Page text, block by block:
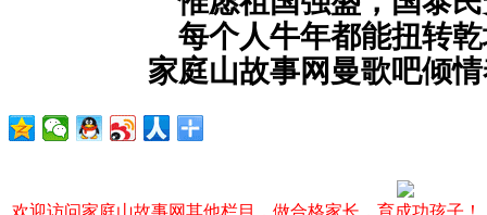
每个人牛年都能扭转
家庭山故事网曼歌吧倾
欢迎访问家庭山故事网其他栏目，做合格家长，育成功孩子！